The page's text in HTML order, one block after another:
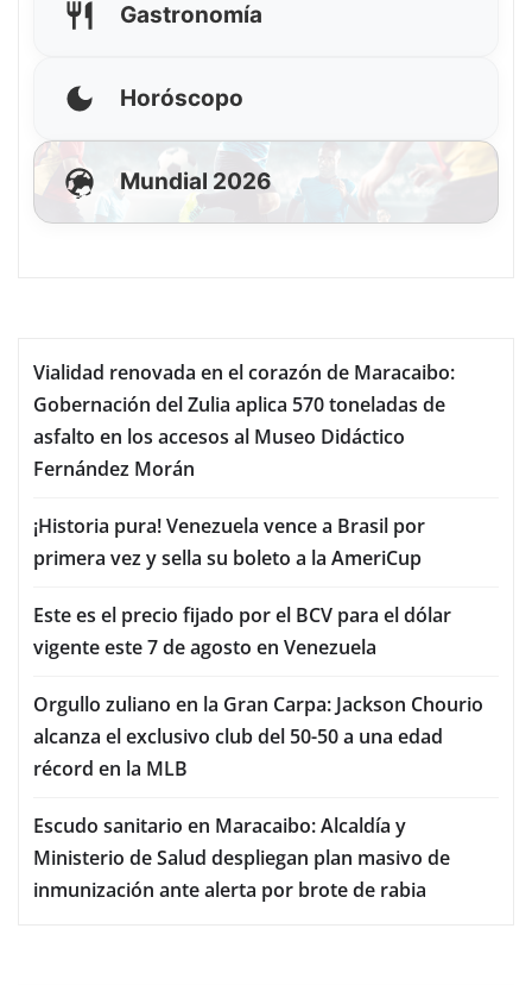
Gastronomía
Horóscopo
Mundial 2026
Vialidad renovada en el corazón de Maracaibo:
Gobernación del Zulia aplica 570 toneladas de
asfalto en los accesos al Museo Didáctico
Fernández Morán
¡Historia pura! Venezuela vence a Brasil por
primera vez y sella su boleto a la AmeriCup
Este es el precio fijado por el BCV para el dólar
vigente este 7 de agosto en Venezuela
Orgullo zuliano en la Gran Carpa: Jackson Chourio
alcanza el exclusivo club del 50-50 a una edad
récord en la MLB
Escudo sanitario en Maracaibo: Alcaldía y
Ministerio de Salud despliegan plan masivo de
inmunización ante alerta por brote de rabia